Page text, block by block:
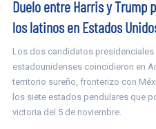
Duelo entre Harris y Trump
los latinos en Estados
Los dos candidatos presidenciales
estadounidenses coincidieron en
territorio sureño, fronterizo con
los siete estados pendulares que
victoria del 5 de noviembre.